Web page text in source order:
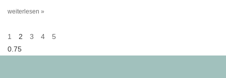
weiterlesen »
1 2 3 4 5